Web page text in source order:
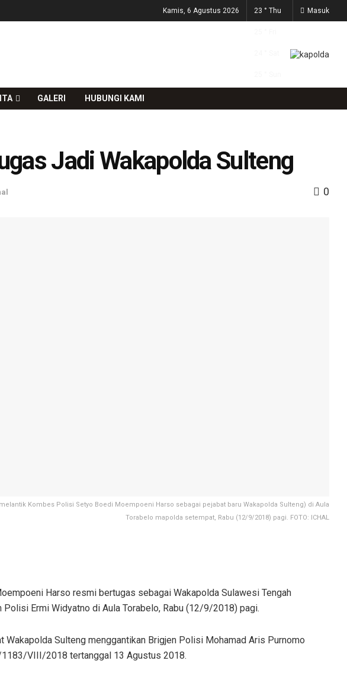
Kamis, 6 Agustus 2026 23 ° Thu Masuk
GALERI HUBUNGI KAMI
Jadi Wakapolda Sulteng
0
Kombes Polisi Setyo Boedi Moempoeni Harso sebagai pejabat baru Wakapolda Sulteng) di Aula
Torabelo mapolda setempat, Rabu (12/9/2018) pagi. FOTO: ICHAL
Harso resmi bertugas sebagai Wakapolda Sulawesi Tengah
Ermi Widyatno di Aula Torabelo, Rabu (12/9/2018) pagi.
Sulteng menggantikan Brigjen Polisi Mohamad Aris Purnomo
1183/VIII/2018 tertanggal 13 Agustus 2018.